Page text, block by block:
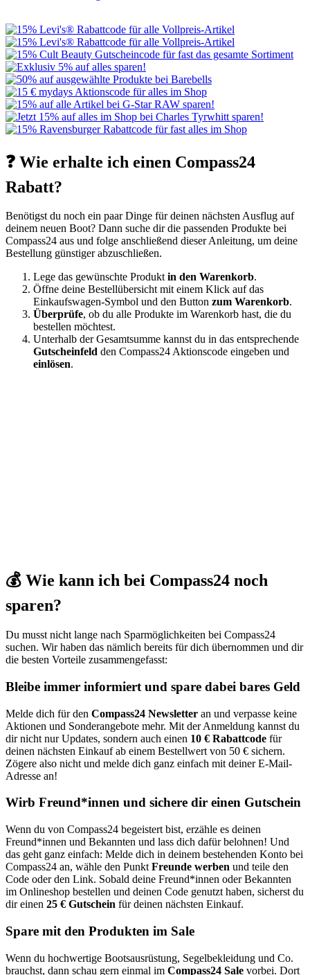
❓ Wie erhalte ich einen Compass24
Rabatt?
Benötigst du noch ein paar Dinge für deinen nächsten Ausflug auf
deinem neuen Boot? Dann suche dir die passenden Produkte bei
Compass24 aus und folge anschließend dieser Anleitung, um deine
Bestellung günstiger abzuschließen.
Lege das gewünschte Produktin den Warenkorb.
Öffne deine Bestellübersicht mit einem Klick auf das
Einkaufswagen-Symbol und den Button zum Warenkorb.
Überprüfe, ob du alle Produkte im Warenkorb hast, die du
bestellen möchtest.
Unterhalb der Gesamtsumme kannst du in das entsprechende
Gutscheinfeld den Compass24 Aktionscode eingeben und
einlösen.
💰 Wie kann ich bei Compass24 noch
sparen?
Du musst nicht lange nach Sparmöglichkeiten bei Compass24
suchen. Wir haben das nämlich bereits für dich übernommen und dir
die besten Vorteile zusammengefasst:
Bleibe immer informiert und spare dabei bares Geld
Melde dich für den Compass24 Newsletter an und verpasse keine
Aktionen und Sonderangebote mehr. Mit der Anmeldung kannst du
dir nicht nur Updates, sondern auch einen 10 € Rabattcode für
deinen nächsten Einkauf ab einem Bestellwert von 50 € sichern.
Zögere also nicht und melde dich ganz einfach mit deiner E-Mail-
Adresse an!
Wirb Freund*innen und sichere dir einen Gutschein
Wenn du von Compass24 begeistert bist, erzähle es deinen
Freund*innen und Bekannten und lass dich dafür belohnen! Und
das geht ganz einfach: Melde dich in deinem bestehenden Konto bei
Compass24 an, wähle den Punkt Freunde werben und teile den
Code oder den Link. Sobald deine Freund*innen oder Bekannten
im Onlineshop bestellen und deinen Code genutzt haben, sicherst du
dir einen 25 € Gutschein für deinen nächsten Einkauf.
Spare mit den Produkten im Sale
Wenn du hochwertige Bootsausrüstung, Segelbekleidung und Co.
brauchst, dann schau gern einmal im Compass24 Sale vorbei. Dort